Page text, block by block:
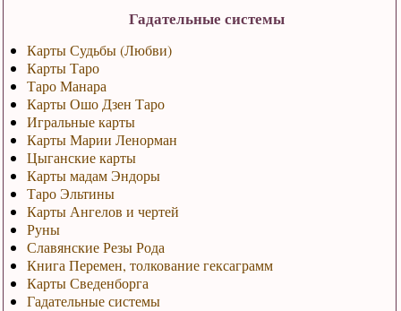
Гадательные системы
Карты Судьбы (Любви)
Карты Таро
Таро Манара
Карты Ошо Дзен Таро
Игральные карты
Карты Марии Ленорман
Цыганские карты
Карты мадам Эндоры
Таро Эльтины
Карты Ангелов и чертей
Руны
Славянские Резы Рода
Книга Перемен, толкование гексаграмм
Карты Сведенборга
Гадательные системы